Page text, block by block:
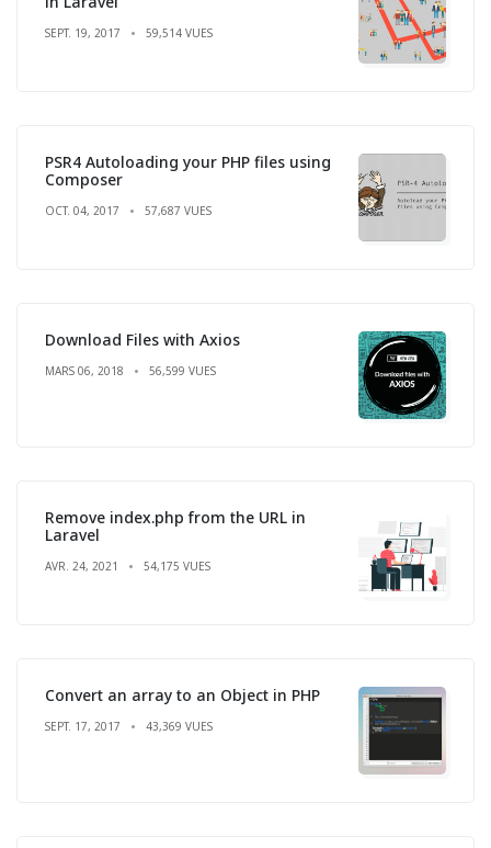
SEPT. 19, 2017 59,514 VUES
PSR4 Autoloading your PHP files using
Composer
OCT. 04, 2017 57,687 VUES
Download Files with Axios
MARS 06, 2018 56,599 VUES
Remove index.php from the URL in
Laravel
AVR. 24, 2021 54,175 VUES
Convert an array to an Object in PHP
SEPT. 17, 2017 43,369 VUES